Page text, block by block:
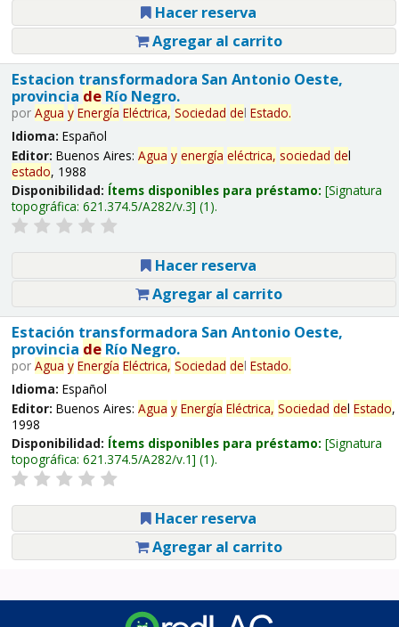
Hacer reserva
Agregar al carrito
Estacion transformadora San Antonio Oeste,
provincia deRío Negro.
por Agua y Energía Eléctrica, Sociedad del Estado.
Idioma: Español
Editor: Buenos Aires: Agua y energía eléctrica, sociedad del
estado, 1988
Disponibilidad: Ítems disponibles para préstamo: Signatura
topográfica: 621.374.5/A282/v.3 (1).
Hacer reserva
Agregar al carrito
Estación transformadora San Antonio Oeste,
provincia deRío Negro.
por Agua y Energía Eléctrica, Sociedad del Estado.
Idioma: Español
Editor: Buenos Aires: Agua y Energía Eléctrica, Sociedad del Estado,
1998
Disponibilidad: Ítems disponibles para préstamo: Signatura
topográfica: 621.374.5/A282/v.1 (1).
Hacer reserva
Agregar al carrito